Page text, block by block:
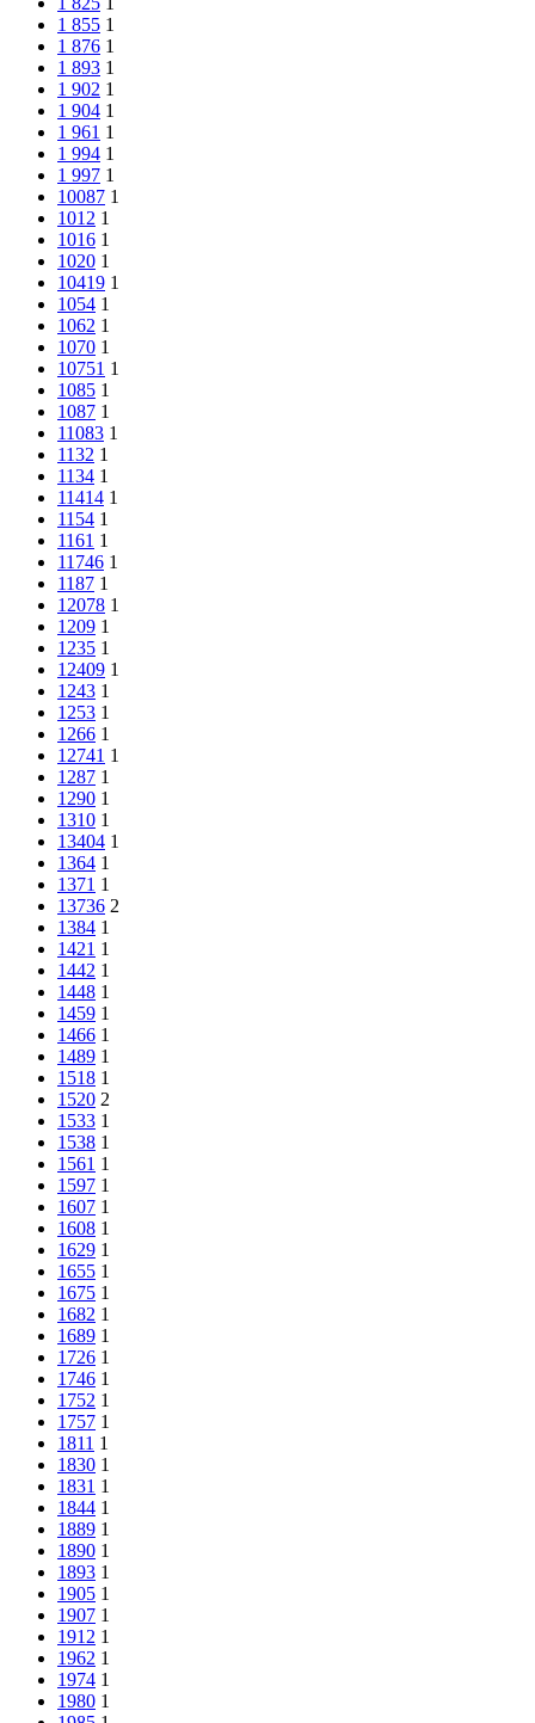
1 855 1
1 876 1
1 893 1
1 902 1
1 904 1
1 961 1
1 994 1
1 997 1
10087 1
1012 1
1016 1
1020 1
10419 1
1054 1
1062 1
1070 1
10751 1
1085 1
1087 1
11083 1
1132 1
1134 1
11414 1
1154 1
1161 1
11746 1
1187 1
12078 1
1209 1
1235 1
12409 1
1243 1
1253 1
1266 1
12741 1
1287 1
1290 1
1310 1
13404 1
1364 1
1371 1
13736 2
1384 1
1421 1
1442 1
1448 1
1459 1
1466 1
1489 1
1518 1
1520 2
1533 1
1538 1
1561 1
1597 1
1607 1
1608 1
1629 1
1655 1
1675 1
1682 1
1689 1
1726 1
1746 1
1752 1
1757 1
1811 1
1830 1
1831 1
1844 1
1889 1
1890 1
1893 1
1905 1
1907 1
1912 1
1962 1
1974 1
1980 1